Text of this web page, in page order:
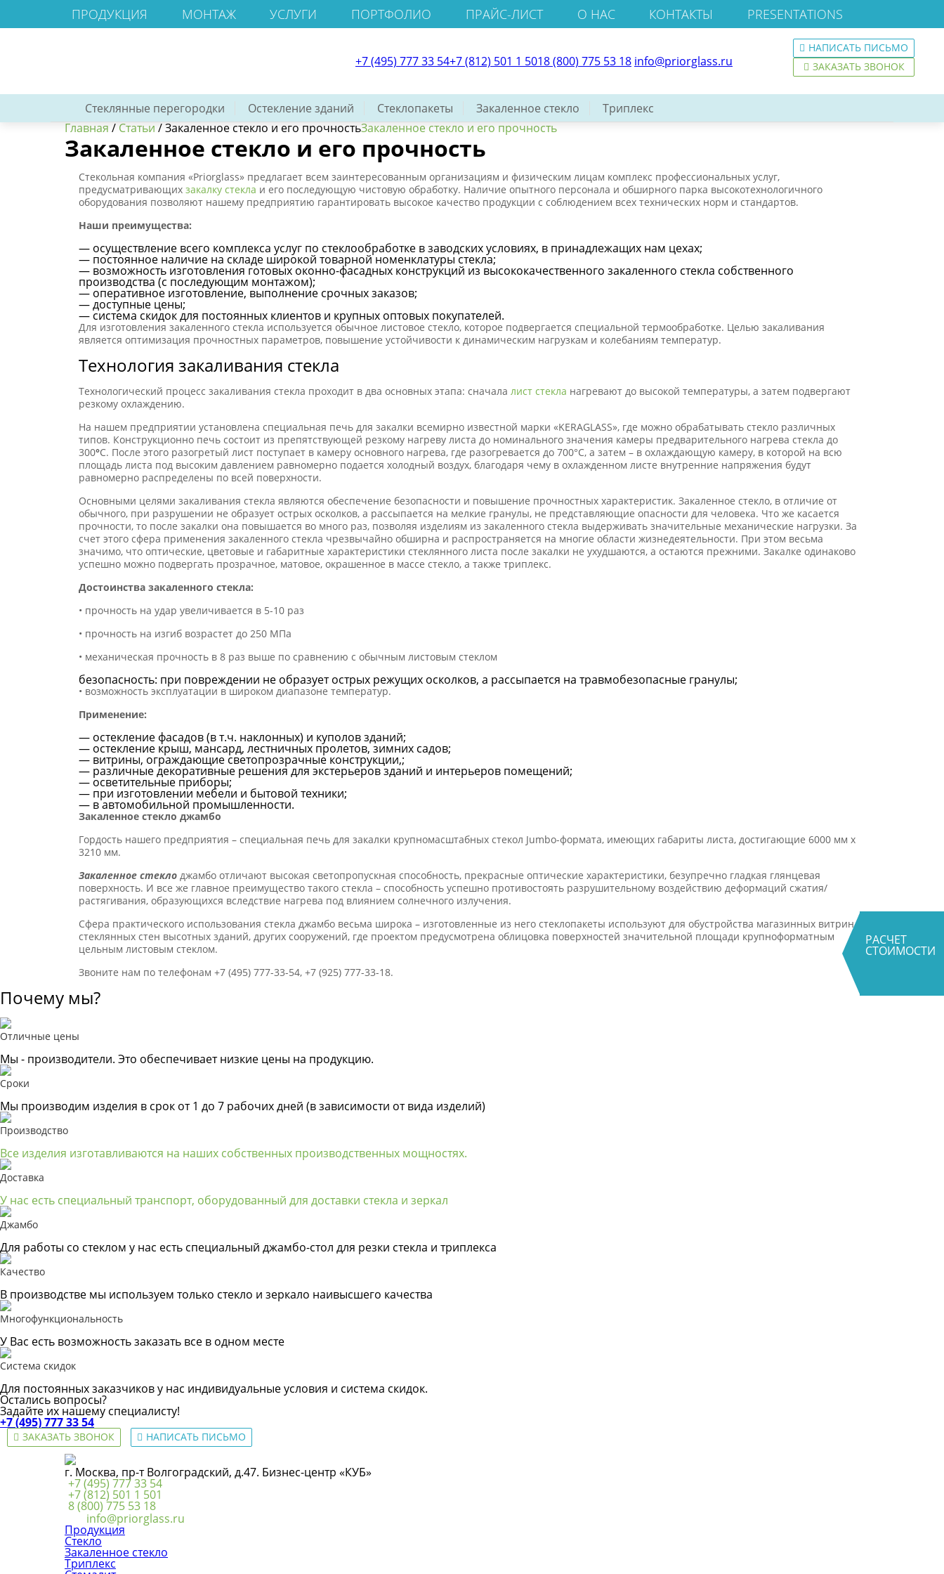
ПРОДУКЦИЯ МОНТАЖ УСЛУГИ ПОРТФОЛИО ПРАЙС-ЛИСТ О НАС КОНТАКТЫ PRESENTATIONS
+7 (495) 777 33 54+7 (812) 501 1 5018 (800) 775 53 18 info@priorglass.ru
НАПИСАТЬ ПИСЬМО
ЗАКАЗАТЬ ЗВОНОК
Стеклянные перегородки Остекление зданий Стеклопакеты Закаленное стекло Триплекс
РАСЧЕТ
СТОИМОСТИ
Главная / Статьи /Закаленное стекло и его прочностьЗакаленное стекло и его прочность
Закаленное стекло и его прочность
Стекольная компания «Priorglass» предлагает всем заинтересованным организациям и физическим лицам комплекс профессиональных услуг,
предусматривающих закалку стекла и его последующую чистовую обработку. Наличие опытного персонала и обширного парка высокотехнологичного
оборудования позволяют нашему предприятию гарантировать высокое качество продукции с соблюдением всех технических норм и стандартов.
Наши преимущества:
— осуществление всего комплекса услуг по стеклообработке в заводских условиях, в принадлежащих нам цехах;
— постоянное наличие на складе широкой товарной номенклатуры стекла;
— возможность изготовления готовых оконно-фасадных конструкций из высококачественного закаленного стекла собственного
производства (с последующим монтажом);
— оперативное изготовление, выполнение срочных заказов;
— доступные цены;
— система скидок для постоянных клиентов и крупных оптовых покупателей.
Для изготовления закаленного стекла используется обычное листовое стекло, которое подвергается специальной термообработке. Целью закаливания
является оптимизация прочностных параметров, повышение устойчивости к динамическим нагрузкам и колебаниям температур.
Технология закаливания стекла
Технологический процесс закаливания стекла проходит в два основных этапа: сначала лист стекла нагревают до высокой температуры, а затем подвергают
резкому охлаждению.
На нашем предприятии установлена специальная печь для закалки всемирно известной марки «KERAGLASS», где можно обрабатывать стекло различных
типов. Конструкционно печь состоит из препятствующей резкому нагреву листа до номинального значения камеры предварительного нагрева стекла до
300°C. После этого разогретый лист поступает в камеру основного нагрева, где разогревается до 700°C, а затем – в охлаждающую камеру, в которой на всю
площадь листа под высоким давлением равномерно подается холодный воздух, благодаря чему в охлажденном листе внутренние напряжения будут
равномерно распределены по всей поверхности.
Основными целями закаливания стекла являются обеспечение безопасности и повышение прочностных характеристик. Закаленное стекло, в отличие от
обычного, при разрушении не образует острых осколков, а рассыпается на мелкие гранулы, не представляющие опасности для человека. Что же касается
прочности, то после закалки она повышается во много раз, позволяя изделиям из закаленного стекла выдерживать значительные механические нагрузки. За
счет этого сфера применения закаленного стекла чрезвычайно обширна и распространяется на многие области жизнедеятельности. При этом весьма
значимо, что оптические, цветовые и габаритные характеристики стеклянного листа после закалки не ухудшаются, а остаются прежними. Закалке одинаково
успешно можно подвергать прозрачное, матовое, окрашенное в массе стекло, а также триплекс.
Достоинства закаленного стекла:
• прочность на удар увеличивается в 5-10 раз
• прочность на изгиб возрастет до 250 МПа
• механическая прочность в 8 раз выше по сравнению с обычным листовым стеклом
безопасность: при повреждении не образует острых режущих осколков, а рассыпается на травмобезопасные гранулы;
• возможность эксплуатации в широком диапазоне температур.
Применение:
— остекление фасадов (в т.ч. наклонных) и куполов зданий;
— остекление крыш, мансард, лестничных пролетов, зимних садов;
— витрины, ограждающие светопрозрачные конструкции,;
— различные декоративные решения для экстерьеров зданий и интерьеров помещений;
— осветительные приборы;
— при изготовлении мебели и бытовой техники;
— в автомобильной промышленности.
Закаленное стекло джамбо
Гордость нашего предприятия – специальная печь для закалки крупномасштабных стекол Jumbo-формата, имеющих габариты листа, достигающие 6000 мм х
3210 мм.
Закаленное стекло джамбо отличают высокая светопропускная способность, прекрасные оптические характеристики, безупречно гладкая глянцевая
поверхность. И все же главное преимущество такого стекла – способность успешно противостоять разрушительному воздействию деформаций сжатия/
растягивания, образующихся вследствие нагрева под влиянием солнечного излучения.
Сфера практического использования стекла джамбо весьма широка – изготовленные из него стеклопакеты используют для обустройства магазинных витрин,
стеклянных стен высотных зданий, других сооружений, где проектом предусмотрена облицовка поверхностей значительной площади крупноформатным
цельным листовым стеклом.
Звоните нам по телефонам +7 (495) 777-33-54, +7 (925) 777-33-18.
Почему мы?
Отличные цены
Мы - производители. Это обеспечивает низкие цены на продукцию.
Сроки
Мы производим изделия в срок от 1 до 7 рабочих дней (в зависимости от вида изделий)
Производство
Все изделия изготавливаются на наших собственных производственных мощностях.
Доставка
У нас есть специальный транспорт, оборудованный для доставки стекла и зеркал
Джамбо
Для работы со стеклом у нас есть специальный джамбо-стол для резки стекла и триплекса
Качество
В производстве мы используем только стекло и зеркало наивысшего качества
Многофункциональность
У Вас есть возможность заказать все в одном месте
Система скидок
Для постоянных заказчиков у нас индивидуальные условия и система скидок.
Остались вопросы?
Задайте их нашему специалисту!
+7 (495) 777 33 54
ЗАКАЗАТЬ ЗВОНОК НАПИСАТЬ ПИСЬМО
г. Москва, пр-т Волгоградский, д.47. Бизнес-центр «КУБ»
+7 (495) 777 33 54
+7 (812) 501 1 501
8 (800) 775 53 18
info@priorglass.ru
Продукция
Стекло
Закаленное стекло
Триплекс